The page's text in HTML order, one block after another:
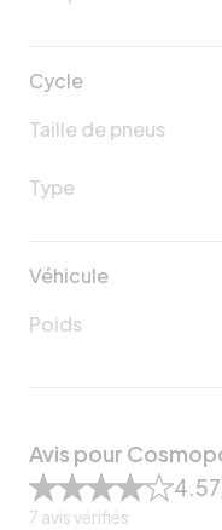
Cycle
Taille de pneus
Type
Véhicule
Poids
Avis pour
4.57
7 avis vérifiés